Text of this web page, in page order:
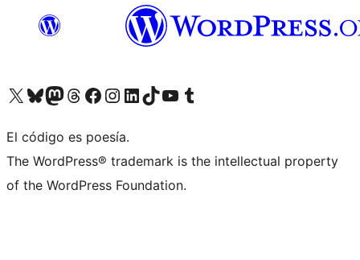
Visita nuestra cuenta de X (anteriormente Twitter)
Visita nuestra cuenta de Bluesky
Visita nuestra cuenta de Mastodon
Visita nuestra cuenta de Threads
Visita nuestra página de Facebook
Visita nuestra cuenta de Instagram
Visita nuestra cuenta de LinkedIn
Visita nuestra cuenta de TikTok
Visita nuestro canal de YouTube
Visita nuestra cuenta de Tumblr
El código es poesía.
The WordPress® trademark is the intellectual property
of the WordPress Foundation.